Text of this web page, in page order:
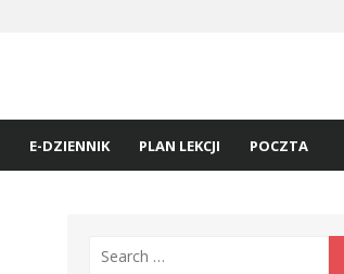
E-DZIENNIK PLAN LEKCJI POCZTA
for: